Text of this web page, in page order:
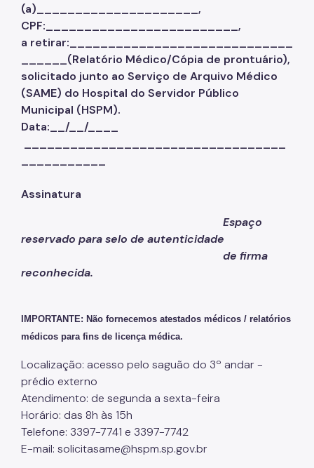
(a)_____________________,
CPF:_________________________,
a retirar:_____________________________
______(Relatório Médico/Cópia de prontuário),
solicitado junto ao Serviço de Arquivo Médico
(SAME) do Hospital do Servidor Público
Municipal (HSPM).
Data:__/__/____
Assinatura
Espaço
reservado para selo de autenticidade
de firma
reconhecida.
IMPORTANTE: Não fornecemos atestados médicos / relatórios
médicos para fins de licença médica.
Localização: acesso pelo saguão do 3º andar -
prédio externo
Atendimento: de segunda a sexta-feira
Horário: das 8h às 15h
Telefone: 3397-7741 e 3397-7742
E-mail: solicitasame@hspm.sp.gov.br